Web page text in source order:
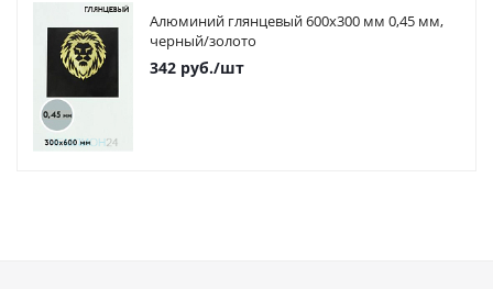
Алюминий глянцевый 600х300 мм 0,45 мм,
черный/золото
342 руб./шт